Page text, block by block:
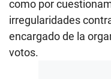
como por
irregularidades
encargado de la
votos.